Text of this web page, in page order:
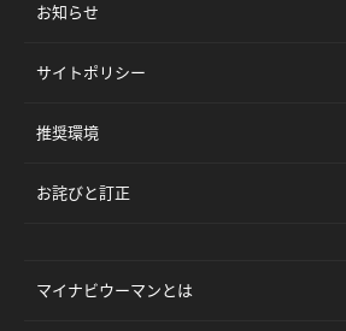
お知らせ
サイトポリシー
推奨環境
お詫びと訂正
マイナビウーマンとは